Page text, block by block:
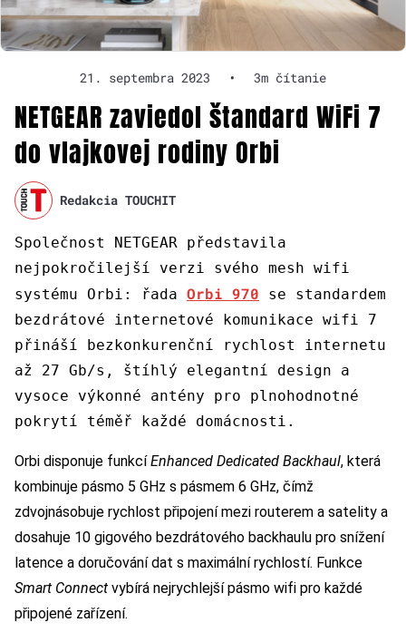
21. septembra 2023 • 3m čítanie
NETGEAR zaviedol štandard WiFi 7
do vlajkovej rodiny Orbi
Redakcia TOUCHIT
Společnost NETGEAR představila
nejpokročilejší verzi svého mesh wifi
systému Orbi: řada Orbi 970 se standardem
bezdrátové internetové komunikace wifi 7
přináší bezkonkurenční rychlost internetu
až 27 Gb/s, štíhlý elegantní design a
vysoce výkonné antény pro plnohodnotné
pokrytí téměř každé domácnosti.
Orbi disponuje funkcíEnhanced Dedicated Backhaul, která
kombinuje pásmo 5 GHz s pásmem 6 GHz, čímž
zdvojnásobuje rychlost připojení mezi routerem a satelity a
dosahuje 10 gigového bezdrátového backhaulu pro snížení
latence a doručování dat s maximální rychlostí. Funkce
Smart Connect vybírá nejrychlejší pásmo wifi pro každé
připojené zařízení.